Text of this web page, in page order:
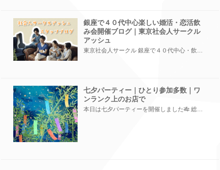
銀座で４０代中心楽しい婚活・恋活飲
み会開催ブログ｜東京社会人サークル
アッシュ
七夕パーティー｜ひとり参加多数｜ワ
ンランク上のお店で
本日は七夕パーティーを開催しました🎋 総勢26名の皆さまがお集まりくださいました ...